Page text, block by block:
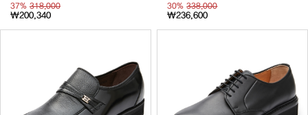
37% 318,000
₩200,340
30%338,000
₩236,600